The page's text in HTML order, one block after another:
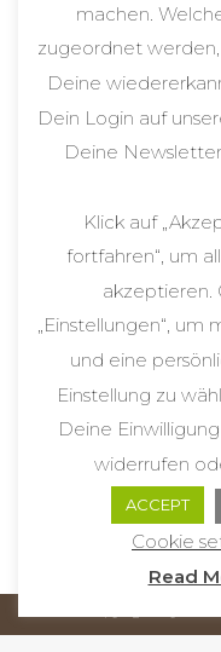
INFO
About natural
Do the colors last?
How do I care for
How does the dye
machen.
zugeordnet
Deine
Dein Login auf
Deine
Klick auf
fortfahren“, um
akzeptieren.
„Einstellungen“, um
und eine
Einstellung zu
Deine
widerrufen
ACCEPT
Cookie
Read